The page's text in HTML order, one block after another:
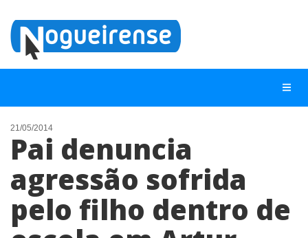
NOTÍCIAS
LISTA DIGITAL
TELEFONES ÚTEIS
QUEM SOMOS
21/05/2014
Pai denuncia
agressão sofrida
pelo filho dentro de